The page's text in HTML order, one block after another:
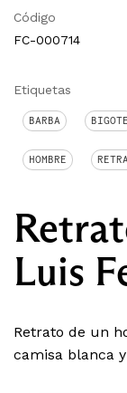
Código
FC-000714
Etiquetas
BARBA BIGOTE
HOMBRE
Luis
Retrato de un
camisa blanca